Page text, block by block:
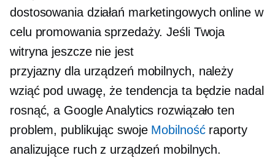
dostosowania działań marketingowych online w
celu promowania sprzedaży. Jeśli Twoja
witryna jeszcze nie jest
przyjazny dla urządzeń mobilnych, należy
wziąć pod uwagę, że tendencja ta będzie nadal
rosnąć, a Google Analytics rozwiązało ten
problem, publikując swoje Mobilnośćraporty
analizujące ruch z urządzeń mobilnych.